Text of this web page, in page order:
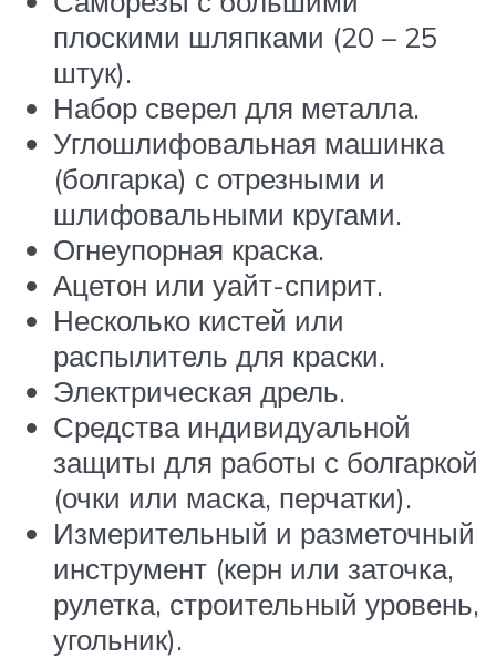
плоскими шляпками (20 – 25
штук).
Набор сверел для металла.
Углошлифовальная машинка
(болгарка) с отрезными и
шлифовальными кругами.
Огнеупорная краска.
Ацетон или уайт-спирит.
Несколько кистей или
распылитель для краски.
Электрическая дрель.
Средства индивидуальной
защиты для работы с болгаркой
(очки или маска, перчатки).
Измерительный и разметочный
инструмент (керн или заточка,
рулетка, строительный уровень,
угольник).